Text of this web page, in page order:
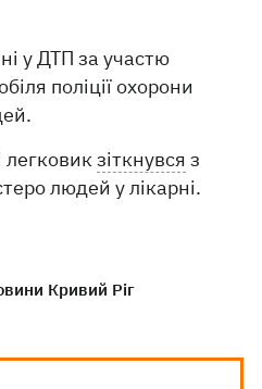
у ДТП за участю
поліції охорони
легковикзіткнувся з
людей у ​​лікарні.
Кривий Ріг